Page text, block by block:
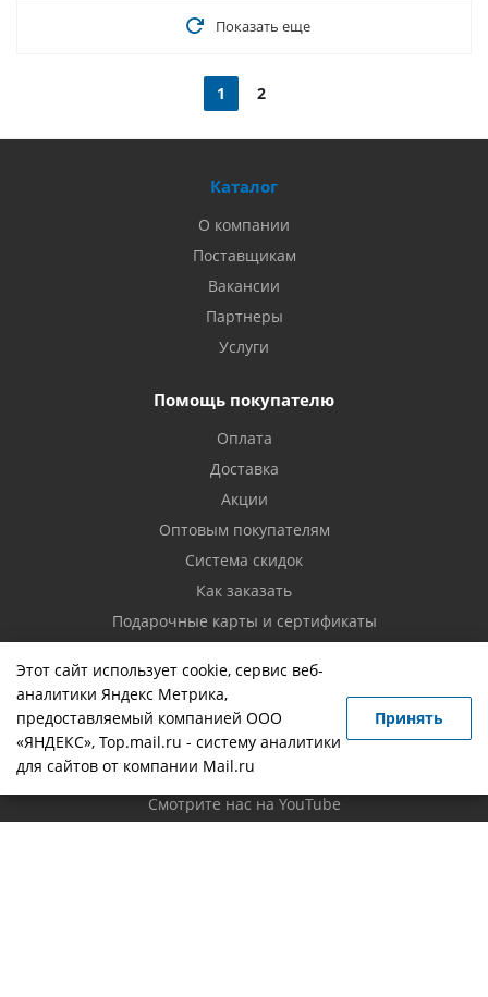
Показать еще
1 2
Каталог
О компании
Поставщикам
Вакансии
Партнеры
Услуги
Помощь покупателю
Оплата
Доставка
Акции
Оптовым покупателям
Система скидок
Как заказать
Подарочные карты и сертификаты
Контакты
Вопрос-ответ
Новости
Смотрите нас на YouTube
Этот сайт использует cookie, сервис веб-
аналитики Яндекс Метрика,
предоставляемый компанией ООО
«ЯНДЕКС», Top.mail.ru - систему аналитики
для сайтов от компании Mail.ru
Принять